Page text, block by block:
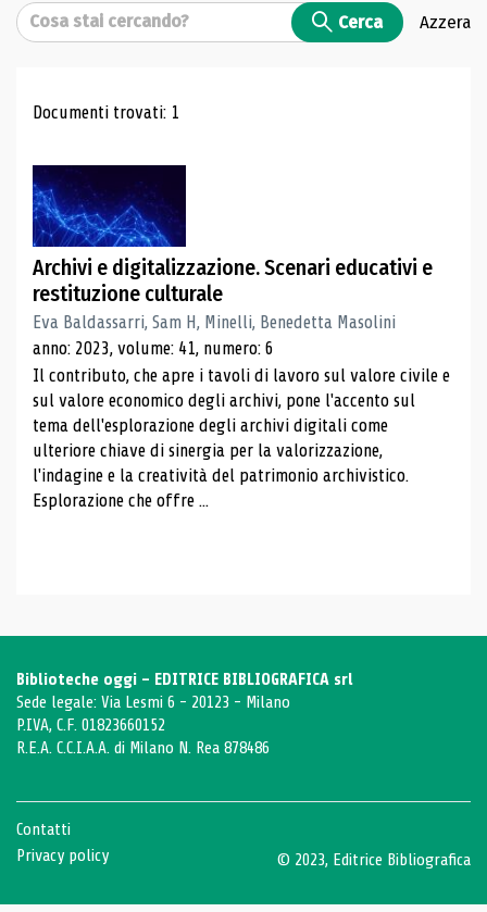
Cerca Cerca Azzera
Risultati di ricerca
Documenti trovati: 1
Archivi e digitalizzazione. Scenari educativi e
restituzione culturale
Eva Baldassarri, Sam H, Minelli, Benedetta Masolini
anno: 2023, volume: 41, numero: 6
Il contributo, che apre i tavoli di lavoro sul valore civile e
sul valore economico degli archivi, pone l'accento sul
tema dell'esplorazione degli archivi digitali come
ulteriore chiave di sinergia per la valorizzazione,
l'indagine e la creatività del patrimonio archivistico.
Esplorazione che offre ...
Biblioteche oggi - EDITRICE BIBLIOGRAFICA srl
Sede legale: Via Lesmi 6 - 20123 - Milano
P.IVA, C.F. 01823660152
R.E.A. C.C.I.A.A. di Milano N. Rea 878486
Contatti
Privacy policy
© 2023, Editrice Bibliografica